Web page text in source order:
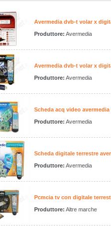
Avermedia dvb-t volar x
Produttore: Avermedia
Avermedia dvb-t volar x
Produttore: Avermedia
Scheda acq video avermedia
Produttore: Avermedia
Scheda digitale terrestre
Produttore: Avermedia
Pcmcia tv con digitale
Produttore: Altre marche